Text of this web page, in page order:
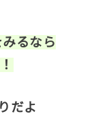
みるなら
だよ